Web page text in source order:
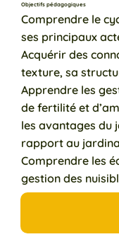
Objectifs pédagogiques
Comprendre le
ses principaux
Acquérir des
texture, sa
Apprendre les
de fertilité et
les avantages du
rapport au
Comprendre les
gestion des